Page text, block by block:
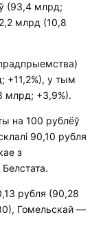
(93,4 млрд;
млрд (10,8
+11,2%), у тым
млрд; +3,9%).
на 100 рублёў
90,10 рубля
з
рубля (90,28
Гомельскай —